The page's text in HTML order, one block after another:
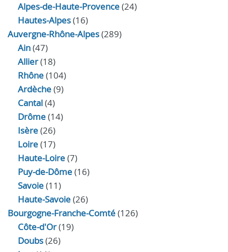
Alpes-de-Haute-Provence(24)
Hautes-Alpes(16)
Auvergne-Rhône-Alpes(289)
Ain(47)
Allier(18)
Rhône(104)
Ardèche(9)
Cantal(4)
Drôme(14)
Isère(26)
Loire(17)
Haute-Loire(7)
Puy-de-Dôme(16)
Savoie(11)
Haute-Savoie(26)
Bourgogne-Franche-Comté(126)
Côte-d'Or(19)
Doubs(26)